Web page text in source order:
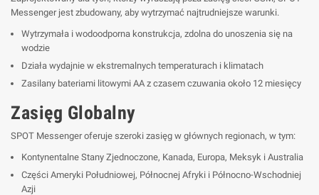
Messenger jest zbudowany, aby wytrzymać najtrudniejsze warunki.
Wytrzymała i wodoodporna konstrukcja, zdolna do unoszenia się na
wodzie
Działa wydajnie w ekstremalnych temperaturach i klimatach
Zasilany bateriami litowymi AA z czasem czuwania około 12 miesięcy
Zasięg Globalny
SPOT Messenger oferuje szeroki zasięg w głównych regionach, w tym:
Kontynentalne Stany Zjednoczone, Kanada, Europa, Meksyk i Australia
Części Ameryki Południowej, Północnej Afryki i Północno-Wschodniej
Azji